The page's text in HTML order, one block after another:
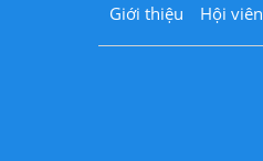
Giới thiệu Hội viên